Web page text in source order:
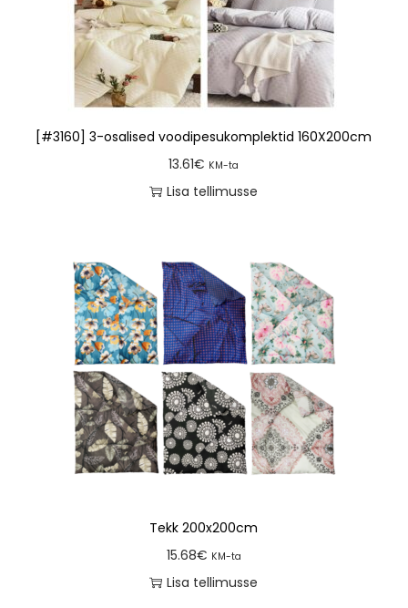
[#3160] 3-osalised voodipesukomplektid 160X200cm
13.61€ KM-ta
Lisa tellimusse
Tekk 200x200cm
15.68€ KM-ta
Lisa tellimusse